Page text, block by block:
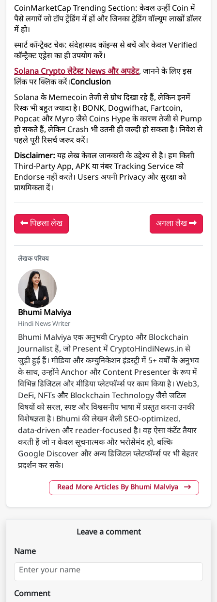
CoinMarketCap Trending Section: केवल उन्हीं Coin में
पैसे लगायें जो टॉप ट्रेंडिंग में हों और जिनका ट्रेडिंग वॉल्यूम लाखों डॉलर
में हो।
स्मार्ट कॉन्ट्रैक्ट चेक: संदेहास्पद कॉइन्स से बचें और केवल Verified
कॉन्ट्रैक्ट एड्रेस का ही उपयोग करें।
Solana Crypto लेटेस्ट News और अपडेट, जानने के लिए इस
लिंक पर क्लिक करें।Conclusion
Solana के Memecoin तेजी से ग्रोथ दिखा रहे हैं, लेकिन इनमें
रिस्क भी बहुत ज्यादा है। BONK, Dogwifhat, Fartcoin,
Popcat और Myro जैसे Coins Hype के कारण तेजी से Pump
हो सकते हैं, लेकिन Crash भी उतनी ही जल्दी हो सकता है। निवेश से
पहले पूरी रिसर्च जरूर करें।
Disclaimer: यह लेख केवल जानकारी के उद्देश्य से है। हम किसी
Third-Party App, APK या नंबर Tracking Service को
Endorse नहीं करते। Users अपनी Privacy और सुरक्षा को
प्राथमिकता दें।
पिछला लेख अगला लेख
लेखक परिचय
Bhumi Malviya
Hindi News Writer
Bhumi Malviya एक अनुभवी Crypto और Blockchain
Journalist हैं, जो Present में CryptoHindiNews.in से
जुड़ी हुई हैं। मीडिया और कम्युनिकेशन इंडस्ट्री में 5+ वर्षों के अनुभव
के साथ, उन्होंने Anchor और Content Presenter के रूप में
विभिन्न डिजिटल और मीडिया प्लेटफॉर्म्स पर काम किया है। Web3,
DeFi, NFTs और Blockchain Technology जैसे जटिल
विषयों को सरल, स्पष्ट और विश्वसनीय भाषा में प्रस्तुत करना उनकी
विशेषज्ञता है। Bhumi की लेखन शैली SEO-optimized,
data-driven और reader-focused है। वह ऐसा कंटेंट तैयार
करती हैं जो न केवल सूचनात्मक और भरोसेमंद हो, बल्कि
Google Discover और अन्य डिजिटल प्लेटफॉर्म्स पर भी बेहतर
प्रदर्शन कर सके।
Read More Articles By Bhumi Malviya
Leave a comment
Name
Comment